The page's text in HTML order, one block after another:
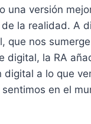
una versión
la realidad. A
que nos
digital, la RA
digital a lo que
en el